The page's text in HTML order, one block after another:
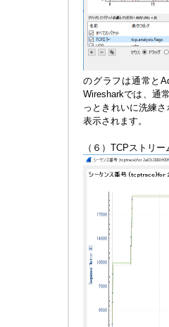
のグラフは通常と
Wiresharkでは、通
っときれいに洗練
表示されます。
（６）TCPストリ